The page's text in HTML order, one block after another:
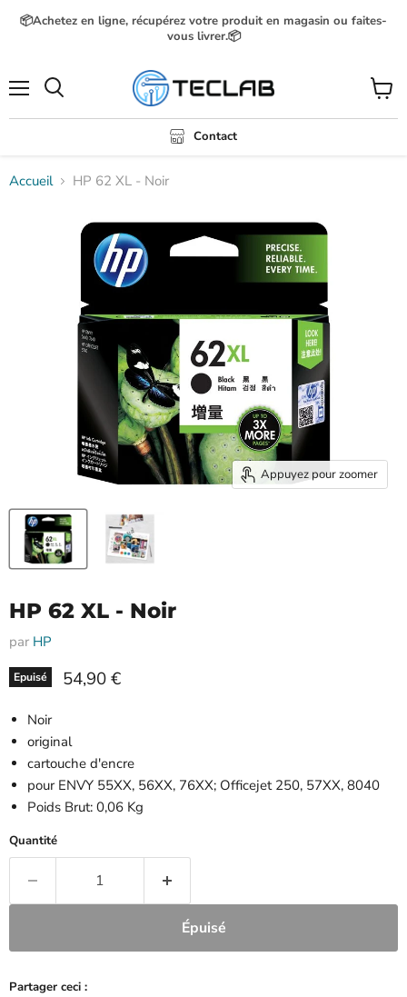
📦Achetez en ligne, récupérez votre produit en magasin ou faites-
vous livrer.📦
Contact
Voir
le
Accueil HP 62 XL - Noir
Appuyez pour zoomer
HP 62 XL - Noir
par HP
Epuisé Prix actuel
54,90 €
Noir
original
cartouche d'encre
pour ENVY 55XX, 56XX, 76XX; Officejet 250, 57XX, 8040
Poids Brut: 0,06 Kg
Quantité
Épuisé
Partager ceci :